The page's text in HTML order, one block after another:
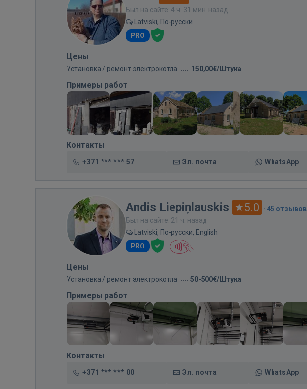
Был на сайте: 4 ч. 31 мин. назад
Latviski, По-русски
PRO
Цены
Установка / ремонт электрокотла 150,00€/Штука
Примеры работ
Контакты
+371 *** *** 57 Эл. почта WhatsApp
Andis Liepiņlauskis 5.0 · 45 отзывов
Был на сайте: 21 ч. назад
Latviski, По-русски, English
PRO
Цены
Установка / ремонт электрокотла 50-500€/Штука
Примеры работ
Контакты
+371 *** *** 00 Эл. почта WhatsApp